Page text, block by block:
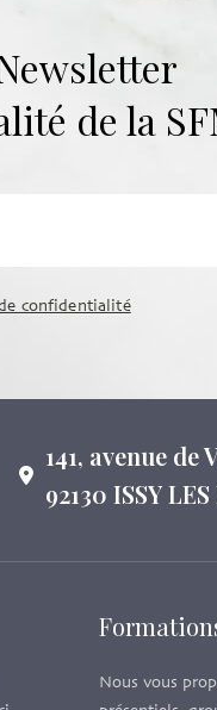
de la
confidentialité
141, avenue de
92130 ISSY
Nous vous